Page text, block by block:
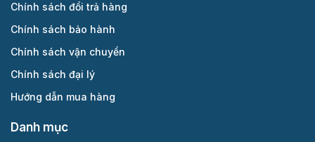
Chính sách đổi trả hàng
Chính sách bảo hành
Chính sách vận chuyển
Chính sách đại lý
Hướng dẫn mua hàng
Danh mục